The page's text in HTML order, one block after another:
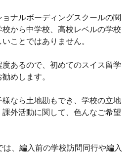
ナルボーディングスクールの関
から中学校、高校レベルの学校
ことではありません。
あるので、初めてのスイス留学
めします。
なら土地勘もでき、学校の立地
外活動に関して、色んなご希望
は、編入前の学校訪問同行や編入